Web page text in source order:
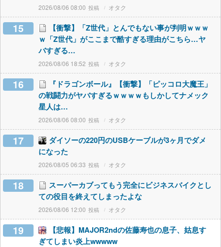
2026/08/06 08:00 オタク
15
【衝撃】「Z世代」とんでもない事が判明ｗｗｗ
ｗ「Z世代」がここまで酷すぎる理由がこちら…ヤ
バすぎる…
2026/08/06 18:52 オタク
16
『ドラゴンボール』【衝撃】「ピッコロ大魔王」
の戦闘力がヤバすぎるｗｗｗｗもしかしてナメック
星人は…
2026/08/06 08:00 オタク
17
ダイソーの220円のUSBケーブルが3ヶ月でダメ
になった
2026/08/05 06:33 オタク
18
スーパーカブってもう完全にビジネスバイクとし
ての役目を終えてしまったよな
2026/08/06 12:00 オタク
19
【悲報】MAJOR2ndの佐藤寿也の息子、姑息す
ぎてしまい炎上wwwww